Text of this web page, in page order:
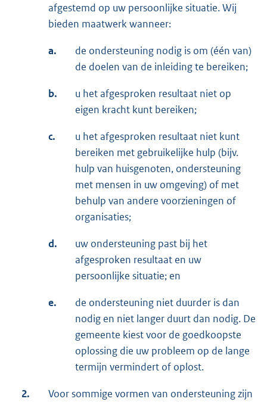
afgestemd op uw persoonlijke situatie. Wij
bieden maatwerk wanneer:
a.
de ondersteuning nodig is om (één van)
de doelen van de inleiding te bereiken;
b.
u het afgesproken resultaat niet op
eigen kracht kunt bereiken;
c.
u het afgesproken resultaat niet kunt
bereiken met gebruikelijke hulp (bijv.
hulp van huisgenoten, ondersteuning
met mensen in uw omgeving) of met
behulp van andere voorzieningen of
organisaties;
d.
uw ondersteuning past bij het
afgesproken resultaat en uw
persoonlijke situatie; en
e.
de ondersteuning niet duurder is dan
nodig en niet langer duurt dan nodig. De
gemeente kiest voor de goedkoopste
oplossing die uw probleem op de lange
termijn vermindert of oplost.
2.
Voor sommige vormen van ondersteuning zijn